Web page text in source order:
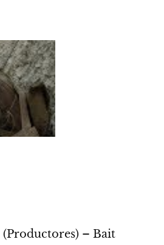
(Productores) – Bait